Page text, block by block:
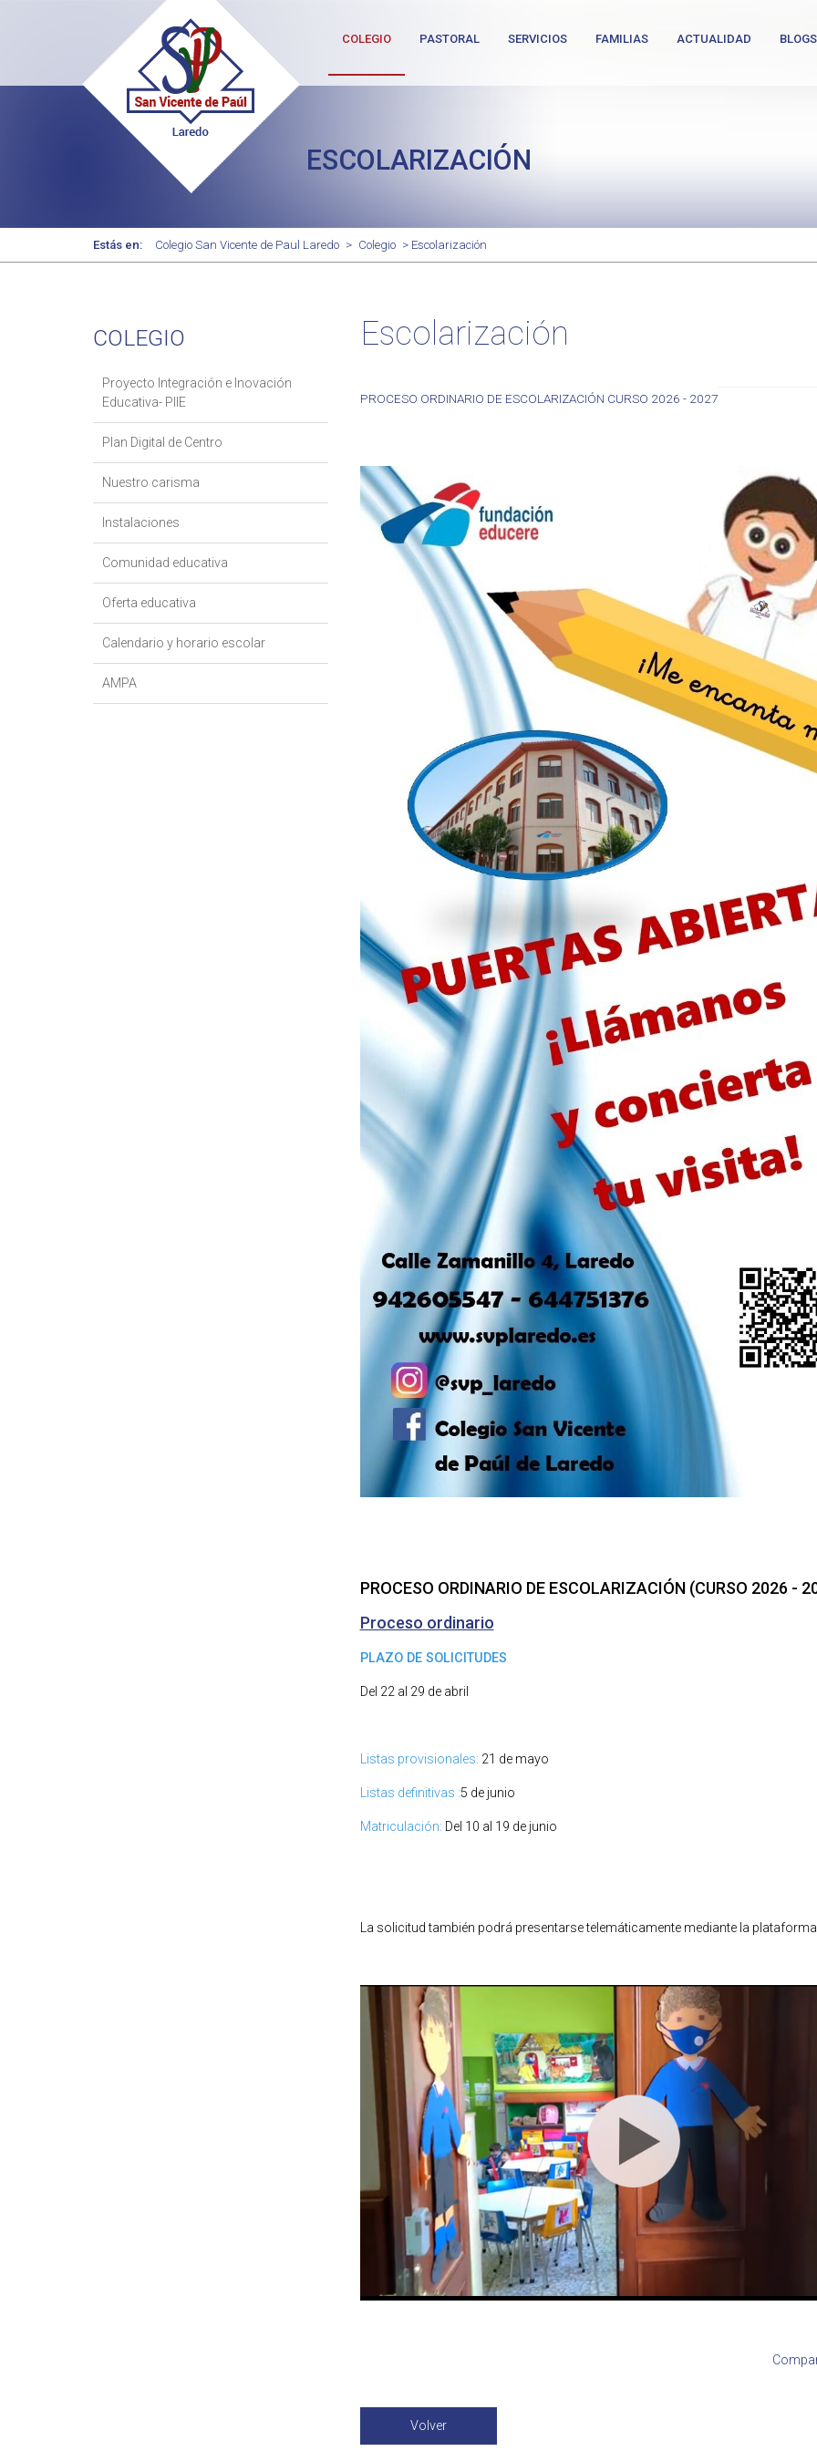
COLEGIO PASTORAL SERVICIOS FAMILIAS ACTUALIDAD BLOGS
ESCOLARIZACIÓN
Estás en: Colegio San Vicente de Paul Laredo > Colegio > Escolarización
Escolarización
PROCESO ORDINARIO DE ESCOLARIZACIÓN CURSO 2026 - 2027
PROCESO ORDINARIO DE ESCOLARIZACIÓN (CURSO 2026 -
Proceso ordinario
PLAZO DE SOLICITUDES
Del 22 al 29 de abril
Listas provisionales: 21 de mayo
Listas definitivas :5 de junio
Matriculación: Del 10 al 19 de junio
La solicitud también podrá presentarse telemáticamente mediante la
Volver
COLEGIO
Proyecto Integración e Inovación
Educativa- PIIE
Plan Digital de Centro
Nuestro carisma
Instalaciones
Comunidad educativa
Oferta educativa
Calendario y horario escolar
AMPA